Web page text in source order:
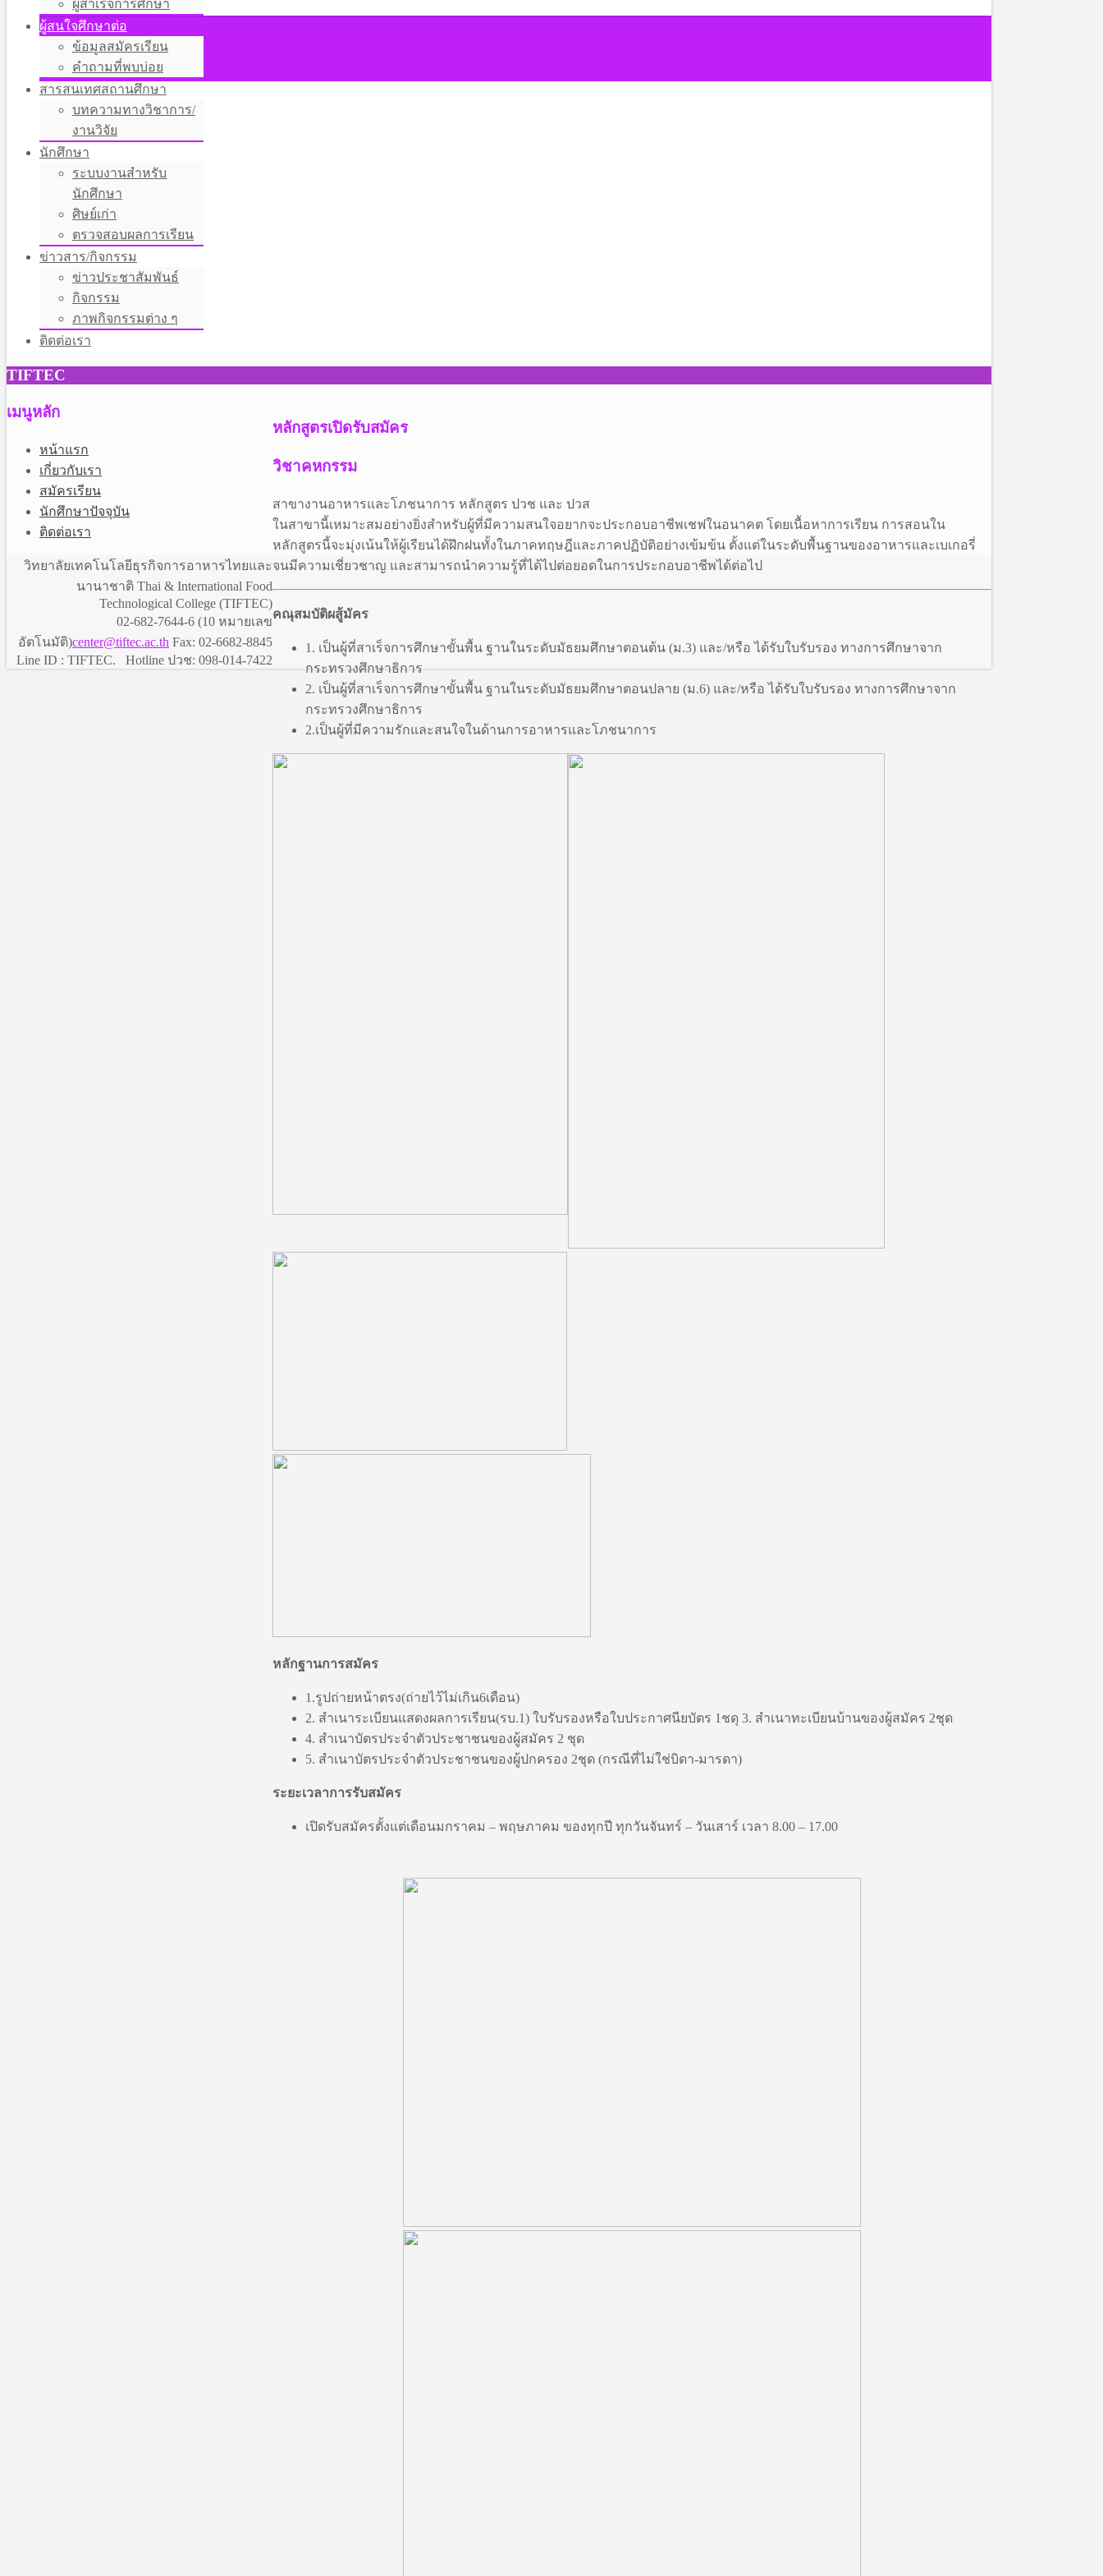
ผู้สำเร็จการศึกษา
ผู้สนใจศึกษาต่อ
ข้อมูลสมัครเรียน
คำถามที่พบบ่อย
สารสนเทศสถานศึกษา
บทความทางวิชาการ/
งานวิจัย
นักศึกษา
ระบบงานสำหรับ
นักศึกษา
ศิษย์เก่า
ตรวจสอบผลการเรียน
ข่าวสาร/กิจกรรม
ข่าวประชาสัมพันธ์
กิจกรรม
ภาพกิจกรรมต่าง ๆ
ติดต่อเรา
TIFTEC
หลักสูตรเปิดรับสมัคร
วิชาคหกรรม
สาขางานอาหารและโภชนาการ หลักสูตร ปวช และ ปวส
ในสาขานี้เหมาะสมอย่างยิ่งสำหรับผู้ที่มีความสนใจอยากจะประกอบอาชีพเชฟในอนาคต โดยเนื้อหาการเรียน การสอนใน
หลักสูตรนี้จะมุ่งเน้นให้ผู้เรียนได้ฝึกฝนทั้งในภาคทฤษฎีและภาคปฏิบัติอย่างเข้มข้น ตั้งแต่ในระดับพื้นฐานของอาหารและเบเกอรี่
จนมีความเชี่ยวชาญ และสามารถนำความรู้ที่ได้ไปต่อยอดในการประกอบอาชีพได้ต่อไป
คณุสมบัติผสู้มัคร
1. เป็นผู้ที่สาเร็จการศึกษาขั้นพื้น ฐานในระดับมัธยมศึกษาตอนต้น (ม.3) และ/หรือ ได้รับใบรับรอง ทางการศึกษาจาก
กระทรวงศึกษาธิการ
2. เป็นผู้ที่สาเร็จการศึกษาขั้นพื้น ฐานในระดับมัธยมศึกษาตอนปลาย (ม.6) และ/หรือ ได้รับใบรับรอง ทางการศึกษาจาก
กระทรวงศึกษาธิการ
2.เป็นผู้ที่มีความรักและสนใจในด้านการอาหารและโภชนาการ
หลักฐานการสมัคร
1.รูปถ่ายหน้าตรง(ถ่ายไว้ไม่เกิน6เดือน)
2. สำเนาระเบียนแสดงผลการเรียน(รบ.1) ใบรับรองหรือใบประกาศนียบัตร 1ชดุ 3. สำเนาทะเบียนบ้านของผู้สมัคร 2ชุด
4. สำเนาบัตรประจำตัวประชาชนของผู้สมัคร 2 ชุด
5. สำเนาบัตรประจำตัวประชาชนของผู้ปกครอง 2ชุด (กรณีที่ไม่ใช่บิดา-มารดา)
ระยะเวลาการรับสมัคร
เปิดรับสมัครตั้งแต่เดือนมกราคม – พฤษภาคม ของทุกปี ทุกวันจันทร์ – วันเสาร์ เวลา 8.00 – 17.00
เมนูหลัก
หน้าแรก
เกี่ยวกับเรา
สมัครเรียน
นักศึกษาปัจจุบัน
ติดต่อเรา
วิทยาลัยเทคโนโลยีธุรกิจการอาหารไทยและ
นานาชาติ Thai & International Food
Technological College (TIFTEC)
02-682-7644-6 (10 หมายเลข
อัตโนมัติ)center@tiftec.ac.th Fax: 02-6682-8845
Line ID : TIFTEC. Hotline ปวช: 098-014-7422